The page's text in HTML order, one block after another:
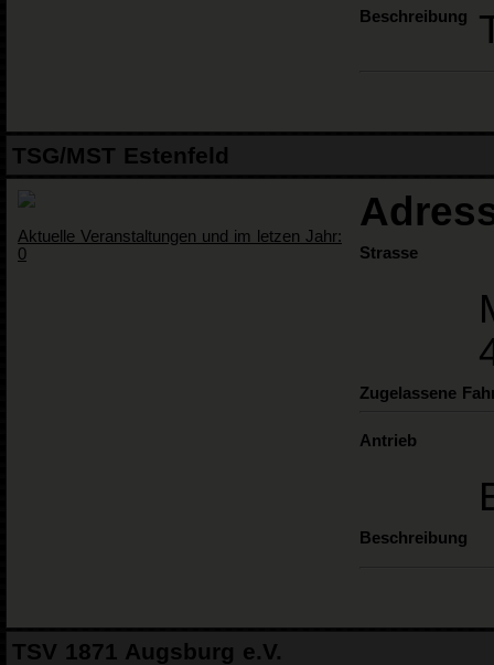
Beschreibung
TSG/MST Estenfeld
Aktuelle Veranstaltungen und im letzen Jahr:
0
Strasse
Zugelassene
Antrieb
Beschreibung
TSV 1871 Augsburg e.V.